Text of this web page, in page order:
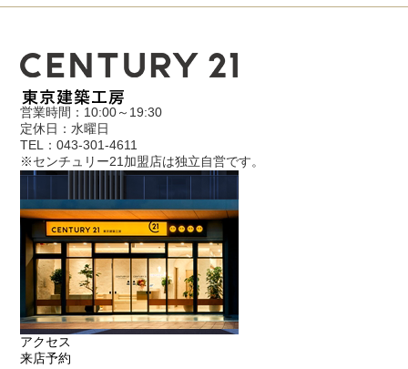
営業時間：10:00～19:30
定休日：水曜日
TEL：043-301-4611
※センチュリー21加盟店は独立自営です。
アクセス
来店予約